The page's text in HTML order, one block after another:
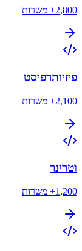
2,800+ משרות
פיזיותרפיסט
2,100+ משרות
וטרינר
1,200+ משרות